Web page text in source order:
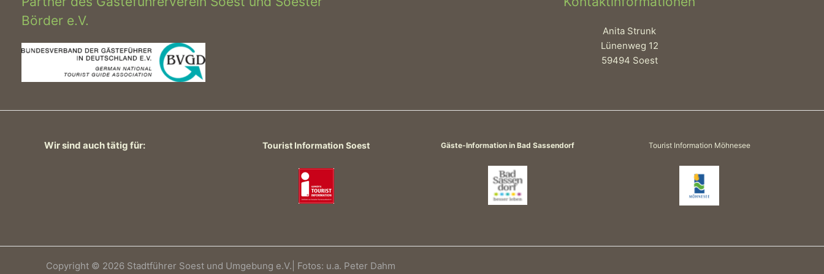
Börder e.V.
Anita Strunk
Lünenweg 12
59494 Soest
Wir sind auch tätig für: Tourist Information Soest Gäste-Information in Bad Sassendorf Tourist Information Möhnesee
Copyright © 2026 Stadtführer Soest und Umgebung e.V.| Fotos: u.a. Peter Dahm